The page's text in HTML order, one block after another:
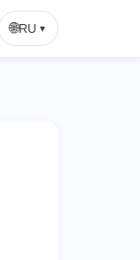
🌐RU ▼